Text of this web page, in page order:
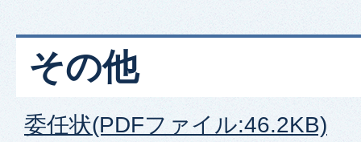
その他
委任状(PDFファイル:46.2KB)